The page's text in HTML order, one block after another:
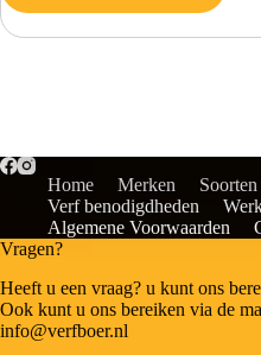
Home Merken Soorten
Verf benodigdheden
Algemene Voorwaarden
Vragen?
Heeft u een vraag? u kunt ons
Ook kunt u ons bereiken via de
info@verfboer.nl